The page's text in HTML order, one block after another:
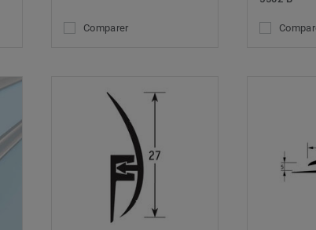
Comparer